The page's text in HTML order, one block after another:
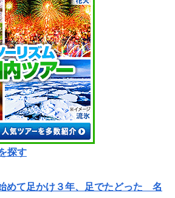
探す
めて足かけ３年、足でたどった 名